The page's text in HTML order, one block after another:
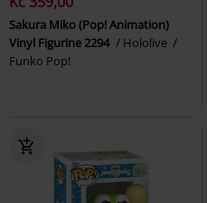
Sakura Miko (Pop! Animation)
Vinyl Figurine 2294
Hololive
Funko Pop!